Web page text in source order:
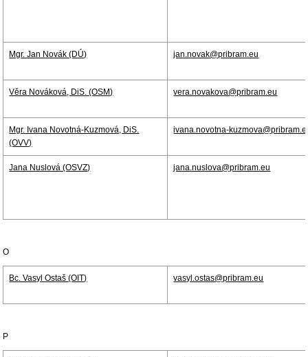
Mgr. Jan Novák (DÚ) jan.novak@pribram.eu
Věra Nováková, DiS. (OSM) vera.novakova@pribram.eu
Mgr. Ivana Novotná-Kuzmová, DiS.
(OVV)
ivana.novotna-
Jana Nuslová (OSVZ) jana.nuslova@pribram.eu
O
Bc. Vasyl Ostaš (OIT) vasyl.ostas@pribram.eu
P